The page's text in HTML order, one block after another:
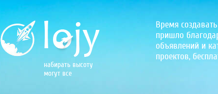
набирать высоту
могут все
Время
пришло
объявлений и
проектов,